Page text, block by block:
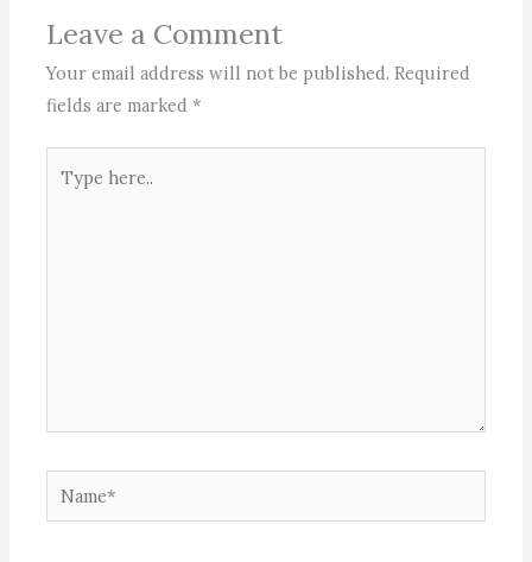
Leave a Comment
Your email address will not be published. Required
fields are marked*
here..
Name*